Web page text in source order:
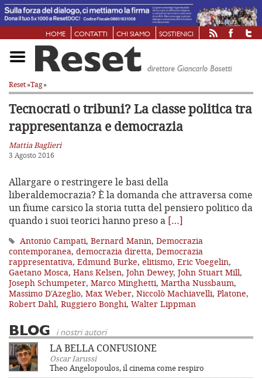
HOME CONTATTI CHI SIAMO SOSTIENICI
Reset»Tag»
Tecnocrati o tribuni? La classe politicatra
rappresentanza e democrazia
Mattia Baglieri
3 Agosto 2016
Allargare o restringere le basi della
liberaldemocrazia? È la domanda che attraversa come
un fiume carsico la storia tutta del pensiero politico da
quando i suoi teorici hanno preso a […]
Antonio Campati, Bernard Manin, Democrazia
contemporanea, democrazia diretta, Democrazia
rappresentativa, Edmund Burke, elitismo, Eric Voegelin,
Gaetano Mosca, Hans Kelsen, John Dewey, John Stuart Mill,
Joseph Schumpeter, Marco Minghetti, Martha Nussbaum,
Massimo D'Azeglio, Max Weber, Niccolò Machiavelli, Platone,
Robert Dahl, Ruggiero Bonghi, Walter Lippman
BLOG i nostri autori
LA BELLA CONFUSIONE
Oscar Iarussi
Theo Angelopoulos, il cinema come respiro